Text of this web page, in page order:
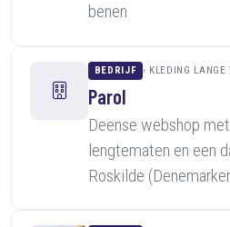
benen
BEDRIJF KLEDING LANGE
Parol
Deense webshop
lengtematen en een
Roskilde